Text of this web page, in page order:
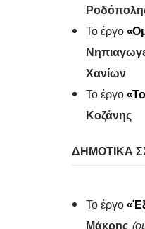
Το έργο
Χανίων
Το έργο
Κοζάνης
ΔΗΜΟΤΙΚΑ
Το έργο
Μάκρης